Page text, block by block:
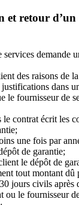
et retour
demande
des raisons de
dans
le fournisseur de
le contrat écrit les
une fois par
de garantie;
le dépôt de
tout montant dû
jours civils après
ou le fournisseur